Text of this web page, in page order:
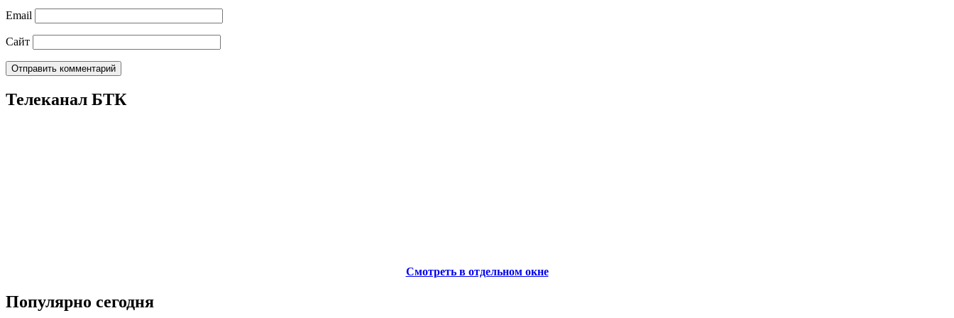
Email
Сайт
Телеканал БТК
Смотреть в отдельном окне
Популярно сегодня